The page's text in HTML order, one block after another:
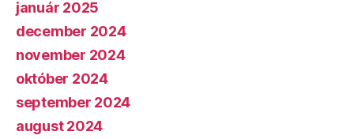
január 2025
december 2024
november 2024
október 2024
september 2024
august 2024